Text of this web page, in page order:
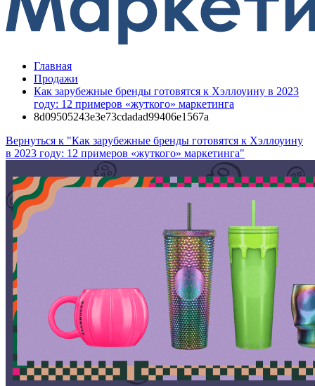
Главная
Продажи
Как зарубежные бренды готовятся к Хэллоуину в 2023
году: 12 примеров «жуткого» маркетинга
8d09505243e3e73cdadad99406e1567a
Вернуться к "Как зарубежные бренды готовятся к Хэллоуину
в 2023 году: 12 примеров «жуткого» маркетинга"